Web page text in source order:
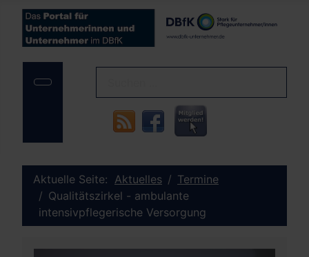
Aktuelle Seite: Aktuelles
Termine
Qualitätszirkel - ambulante
intensivpflegerische Versorgung